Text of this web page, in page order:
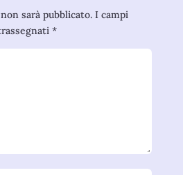
sarà pubblicato. I campi
*